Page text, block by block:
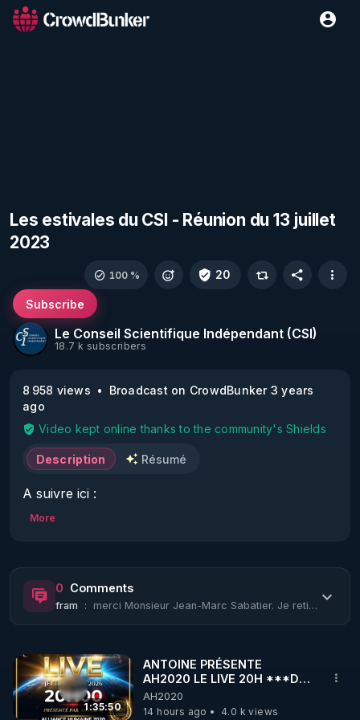
Les estivales du CSI - Réunion du 13 juillet
2023
Le Conseil Scientifique Indépendant (CSI)
18.7 k subscribers
Subscribe
100 % 20
8 958 views
Broadcast on CrowdBunker 3 years
ago
Video kept online thanks to the community's Shields
Description Résumé
A suivre ici :
Twitter: https://twitter.com/ConseilCsi
Telegram : https://t.me/s/reinfocovid_officiel
https://odysee.com/@CScientifique.independant.fr:c
Site : https://www.conseil-scientifique-
independant.org/
More
0 Comments
fram : merci Monsieur Jean-Marc Sabatier. Je retiens entre autre de vérifier le taux de...
1:35:50
ANTOINE PRÉSENTE
AH2020 LE LIVE 20H ***DU
06/08/2026***
AH2020
14 hours ago
4.0 k views